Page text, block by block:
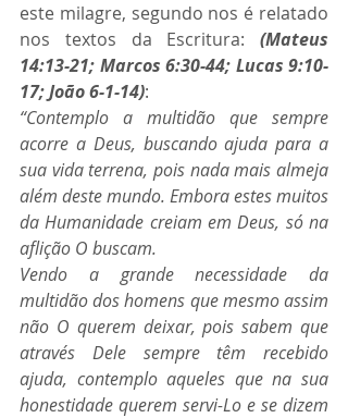
este milagre, segundo nos é relatado
nos textos da Escritura: (Mateus
14:13-21; Marcos 6:30-44; Lucas 9:10-
17; João 6-1-14):
“Contemplo a multidão que sempre
acorre a Deus, buscando ajuda para a
sua vida terrena, pois nada mais almeja
além deste mundo. Embora estes muitos
da Humanidade creiam em Deus, só na
aflição O buscam.
Vendo a grande necessidade da
multidão dos homens que mesmo assim
não O querem deixar, pois sabem que
através Dele sempre têm recebido
ajuda, contemplo aqueles que na sua
honestidade querem servi-Lo e se dizem